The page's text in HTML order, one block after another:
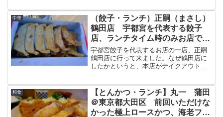
前界隈久しぶりの大阪ですが、韓国人、
中国人だらけでどこかの東南...
中華
（餃子・ランチ）正嗣（まさし）
鶴田店 宇都宮を代表する餃子
店、ランチタイム時のみお店で食
べることができます
宇都宮餃子を代表するお店の一店、正嗣
鶴田店に行って来ました。なぜ鶴田店に
したかというと、本店がテイクアウト専
た。ただし店内で食べられるのは14時ぐ
らいまで（ラストオーダ...
和食
【とんかつ・ランチ】丸一 蒲田
＠東京都大田区 前回いただけな
かった極上ロースかつ、海老フラ